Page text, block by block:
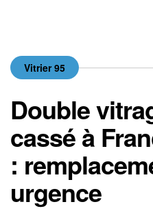
Vitrier 95
Double
cassé à
:
urgence